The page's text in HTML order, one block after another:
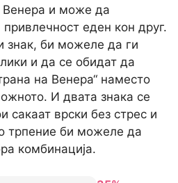
Венера и може да
еден кон друг.
знак, би можеле да ги
и да се обидат да
на Венера“ наместо
И двата знака се
врски без стрес и
трпение би можеле да
комбинација.